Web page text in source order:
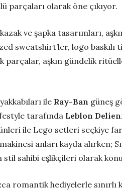
parçaları olarak öne çıkıyor.
ve şapka tasarımları,
sweatshirt’ler, logo baskılı
parçalar, aşkın gündelik
ile Ray-Ban güneş
tarafında Leblon
ile Lego setleri seçkiye
anları kayda alırken;
sahibi eşlikçileri olarak
romantik hediyelerle sınırlı